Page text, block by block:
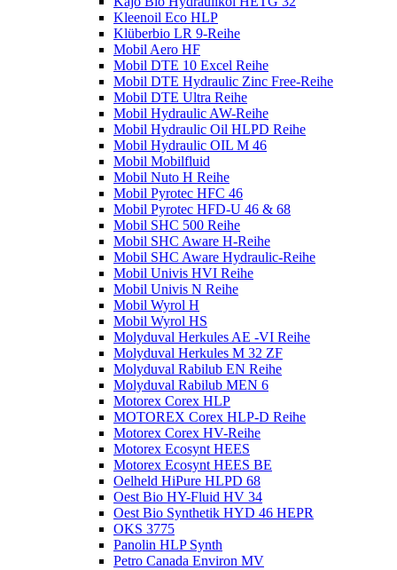
Kleenoil Eco HLP
Klüberbio LR 9-Reihe
Mobil Aero HF
Mobil DTE 10 Excel Reihe
Mobil DTE Hydraulic Zinc Free-Reihe
Mobil DTE Ultra Reihe
Mobil Hydraulic AW-Reihe
Mobil Hydraulic Oil HLPD Reihe
Mobil Hydraulic OIL M 46
Mobil Mobilfluid
Mobil Nuto H Reihe
Mobil Pyrotec HFC 46
Mobil Pyrotec HFD-U 46 & 68
Mobil SHC 500 Reihe
Mobil SHC Aware H-Reihe
Mobil SHC Aware Hydraulic-Reihe
Mobil Univis HVI Reihe
Mobil Univis N Reihe
Mobil Wyrol H
Mobil Wyrol HS
Molyduval Herkules AE -VI Reihe
Molyduval Herkules M 32 ZF
Molyduval Rabilub EN Reihe
Molyduval Rabilub MEN 6
Motorex Corex HLP
MOTOREX Corex HLP-D Reihe
Motorex Corex HV-Reihe
Motorex Ecosynt HEES
Motorex Ecosynt HEES BE
Oelheld HiPure HLPD 68
Oest Bio HY-Fluid HV 34
Oest Bio Synthetik HYD 46 HEPR
OKS 3775
Panolin HLP Synth
Petro Canada Environ MV